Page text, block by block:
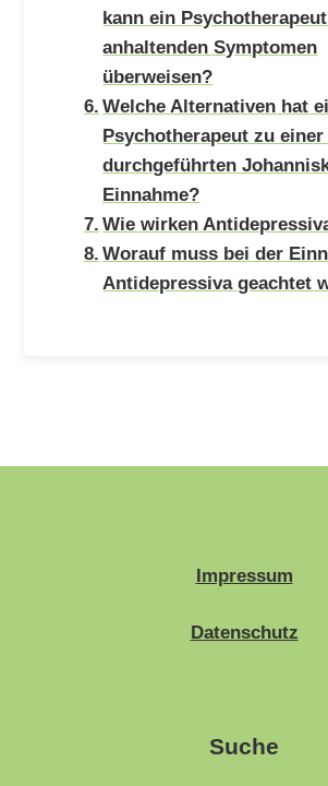
kann ein
anhaltenden Symptomen
überweisen?
Welche Alternativen hat
Psychotherapeut zu
durchgeführten
Einnahme?
Wie wirken
Worauf muss bei der
Antidepressiva geachtet
Impressum
Datenschutz
Suche